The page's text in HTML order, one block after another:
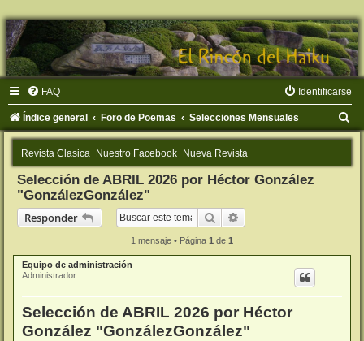
FAQ Identificarse
Índice general Foro de Poemas Selecciones Mensuales
u
Revista Clasica Nuestro Facebook Nueva Revista
Selección de ABRIL 2026 por Héctor González
"GonzálezGonzález"
Responder
Buscar
1 mensaje • Página 1 de 1
Equipo de administración
Administrador
Selección de ABRIL 2026 por Héctor
González "GonzálezGonzález"